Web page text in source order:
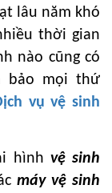
lâu năm khó
thời gian
nào cũng có
bảo mọi thứ
vụ vệ sinh
hình vệ sinh
máy vệ sinh